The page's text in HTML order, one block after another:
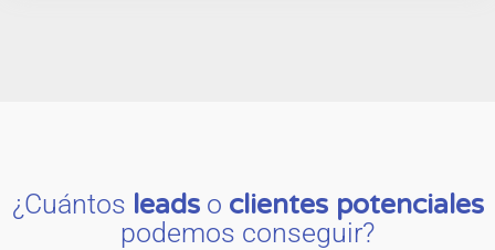
¿Cuántos leadso clientes potenciales
podemos conseguir?